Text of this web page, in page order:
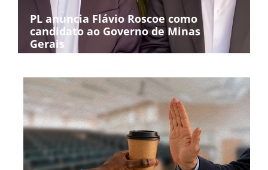
PL anuncia Flávio Roscoe como
candidato ao Governo de Minas
Gerais